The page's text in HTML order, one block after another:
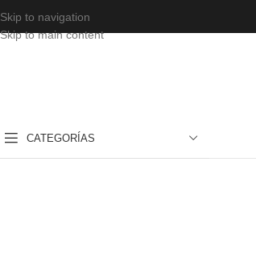
Skip to navigation
Skip to main content
CATEGORÍAS